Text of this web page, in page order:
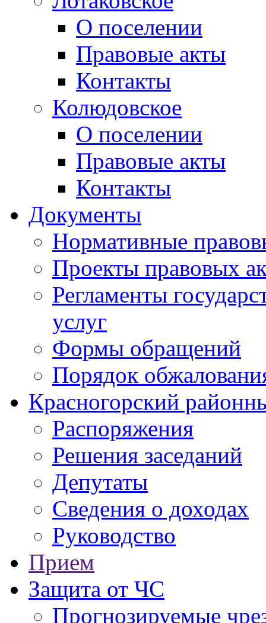
О поселении
Правовые акты
Контакты
Колюдовское
О поселении
Правовые акты
Контакты
Документы
Нормативные
Проекты правовых
Регламенты
услуг
Формы обращений
Порядок
Красногорский
Распоряжения
Решения заседаний
Депутаты
Сведения о доходах
Руководство
Прием
Защита от ЧС
Прогнозируемые